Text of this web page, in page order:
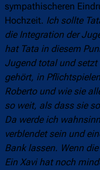
sympathischeren
Hochzeit. Ich sollte
die Integration der
hat Tata in diesem
Jugend total und
gehört, in
Roberto und wie sie
so weit, als dass sie
Da werde ich
verblendet sein und
Bank lassen. Wenn
Ein Xavi hat noch